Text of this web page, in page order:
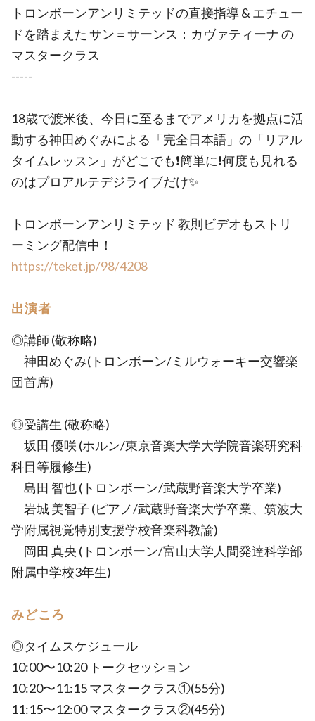
トロンボーンアンリミテッドの直接指導 & エチュー
ドを踏まえた サン＝サーンス：カヴァティーナ の
マスタークラス
-----
18歳で渡米後、今日に至るまでアメリカを拠点に活
動する神田めぐみによる「完全日本語」の「リアル
タイムレッスン」がどこでも❗️簡単に❗️何度も見れる
のはプロアルテデジライブだけ✨
トロンボーンアンリミテッド 教則ビデオもストリ
ーミング配信中！
https://teket.jp/98/4208
出演者
◎講師 (敬称略)
神田めぐみ(トロンボーン/ミルウォーキー交響楽
団首席)
◎受講生 (敬称略)
坂田 優咲 (ホルン/東京音楽大学大学院音楽研究科
科目等履修生)
島田 智也 (トロンボーン/武蔵野音楽大学卒業)
岩城 美智子 (ピアノ/武蔵野音楽大学卒業、筑波大
学附属視覚特別支援学校音楽科教諭)
岡田 真央 (トロンボーン/富山大学人間発達科学部
附属中学校3年生)
みどころ
◎タイムスケジュール
10:00〜10:20 トークセッション
10:20〜11:15 マスタークラス①(55分)
11:15〜12:00 マスタークラス②(45分)